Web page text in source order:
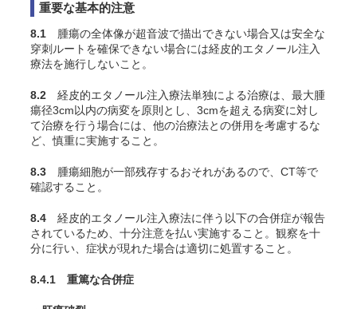
重要な基本的注意
8.1 腫瘍の全体像が超音波で描出できない場合又は安全な
穿刺ルートを確保できない場合には経皮的エタノール注入
療法を施行しないこと。
8.2 経皮的エタノール注入療法単独による治療は、最大腫
瘍径3cm以内の病変を原則とし、3cmを超える病変に対し
て治療を行う場合には、他の治療法との併用を考慮するな
ど、慎重に実施すること。
8.3 腫瘍細胞が一部残存するおそれがあるので、CT等で
確認すること。
8.4 経皮的エタノール注入療法に伴う以下の合併症が報告
されているため、十分注意を払い実施すること。観察を十
分に行い、症状が現れた場合は適切に処置すること。
8.4.1 重篤な合併症